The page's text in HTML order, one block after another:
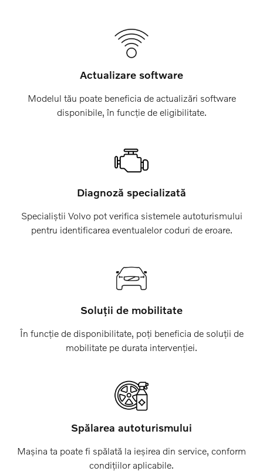
Actualizare software
Modelul tău poate beneficia de actualizări software
disponibile, în funcție de eligibilitate.
Diagnoză specializată
Specialiștii Volvo pot verifica sistemele autoturismului
pentru identificarea eventualelor coduri de eroare.
Soluții de mobilitate
În funcție de disponibilitate, poți beneficia de soluții de
mobilitate pe durata intervenției.
Spălarea autoturismului
Mașina ta poate fi spălată la ieșirea din service, conform
condițiilor aplicabile.